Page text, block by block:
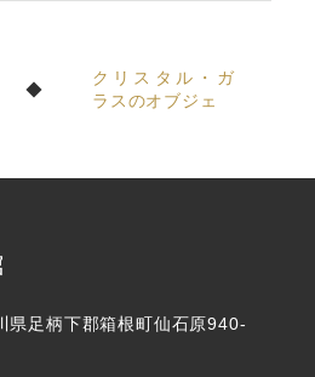
クリスタル・ガ
ラスのオブジェ
県足柄下郡箱根町仙石原940-